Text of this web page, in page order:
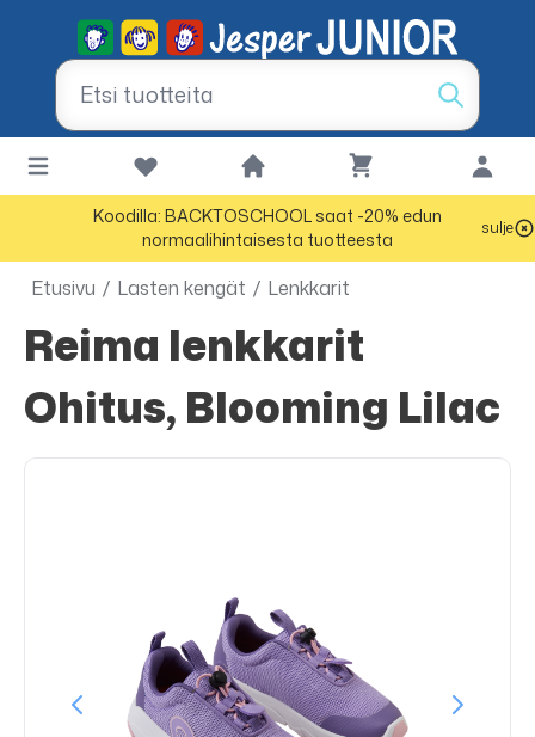
Koodilla: BACKTOSCHOOL saat -20% edun
normaalihintaisesta tuotteesta
sulje
Etusivu / Lasten kengät / Lenkkarit
Reima lenkkarit
Ohitus, Blooming Lilac